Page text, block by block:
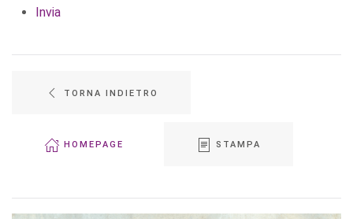
Invia
TORNA INDIETRO
HOMEPAGE STAMPA